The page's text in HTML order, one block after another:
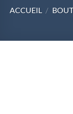
ACCUEIL /